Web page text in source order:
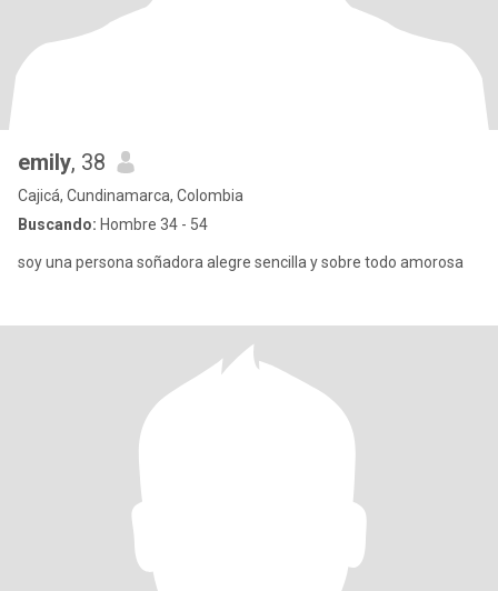
emily, 38
Cajicá, Cundinamarca, Colombia
Buscando: Hombre 34 - 54
soy una persona soñadora alegre sencilla y sobre todo amorosa